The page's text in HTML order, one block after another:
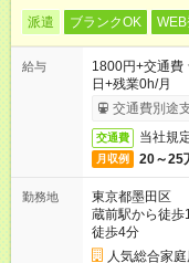
派遣 ブランクOK
給与
1800円+交通
日+残業0h/月
交通費別途
交通費 当社規
月収例 20～25
勤務地
東京都墨田区
蔵前駅から徒歩
徒歩4分
人気総合家